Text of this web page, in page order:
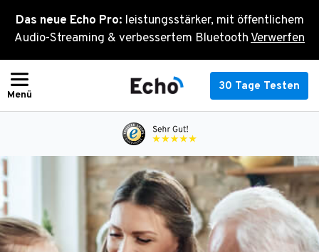
Das neue Echo Pro: leistungsstärker, mit öffentlichem
Audio-Streaming & verbessertem BluetoothVerwerfen
Inhalt
springen
30 Tage Testen